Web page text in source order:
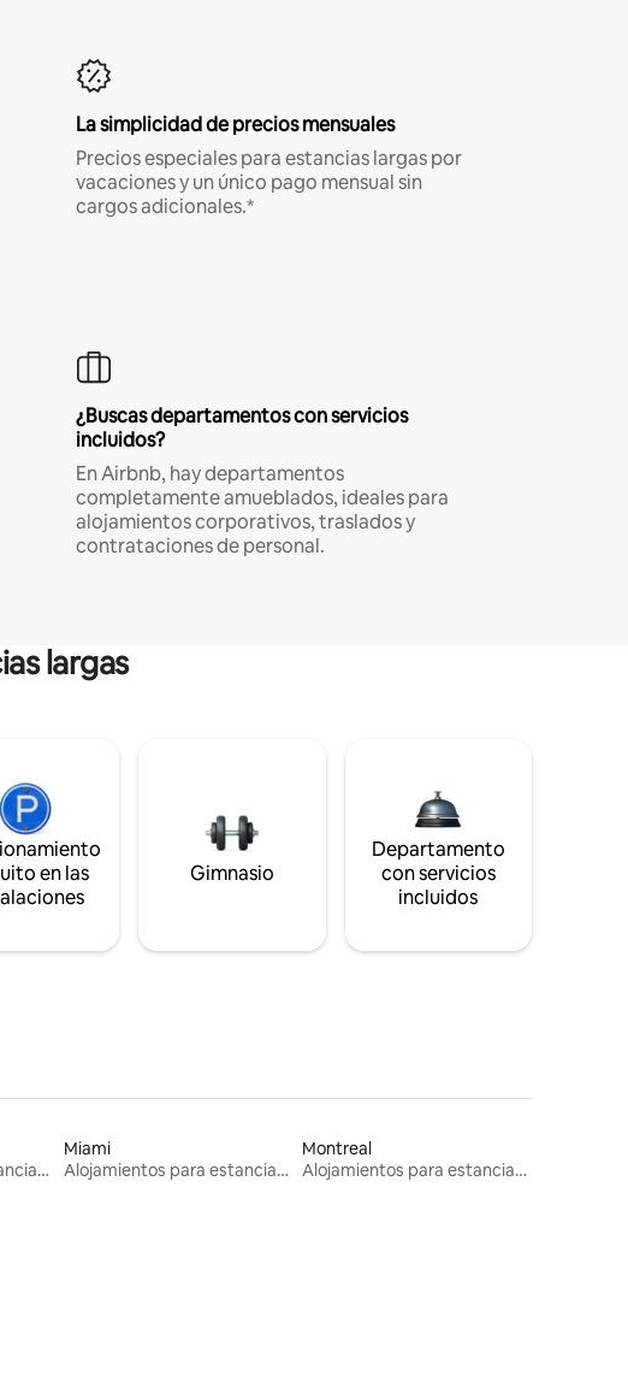
La simplicidad de precios mensuales
Precios especiales para estancias largas por
vacaciones y un único pago mensual sin
cargos adicionales.*
¿Buscas departamentos con servicios
incluidos?
En Airbnb, hay departamentos
completamente amueblados, ideales para
alojamientos corporativos, traslados y
contrataciones de personal.
largas
en las
Gimnasio
Departamento
con servicios
incluidos
Alojamientos para estancias largas
Miami
Alojamientos para estancias largas
Montreal
Alojamientos para estancias largas